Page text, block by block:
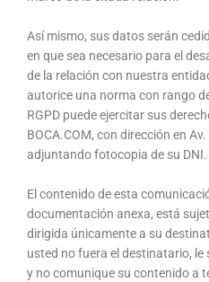
Así mismo, sus datos serán
en que sea necesario para el
de la relación con nuestra
autorice una norma con rango
RGPD puede ejercitar sus
BOCA.COM, con dirección en
adjuntando fotocopia de su DNI.
El contenido de esta
documentación anexa, está
dirigida únicamente a su
usted no fuera el destinatario,
y no comunique su contenido a